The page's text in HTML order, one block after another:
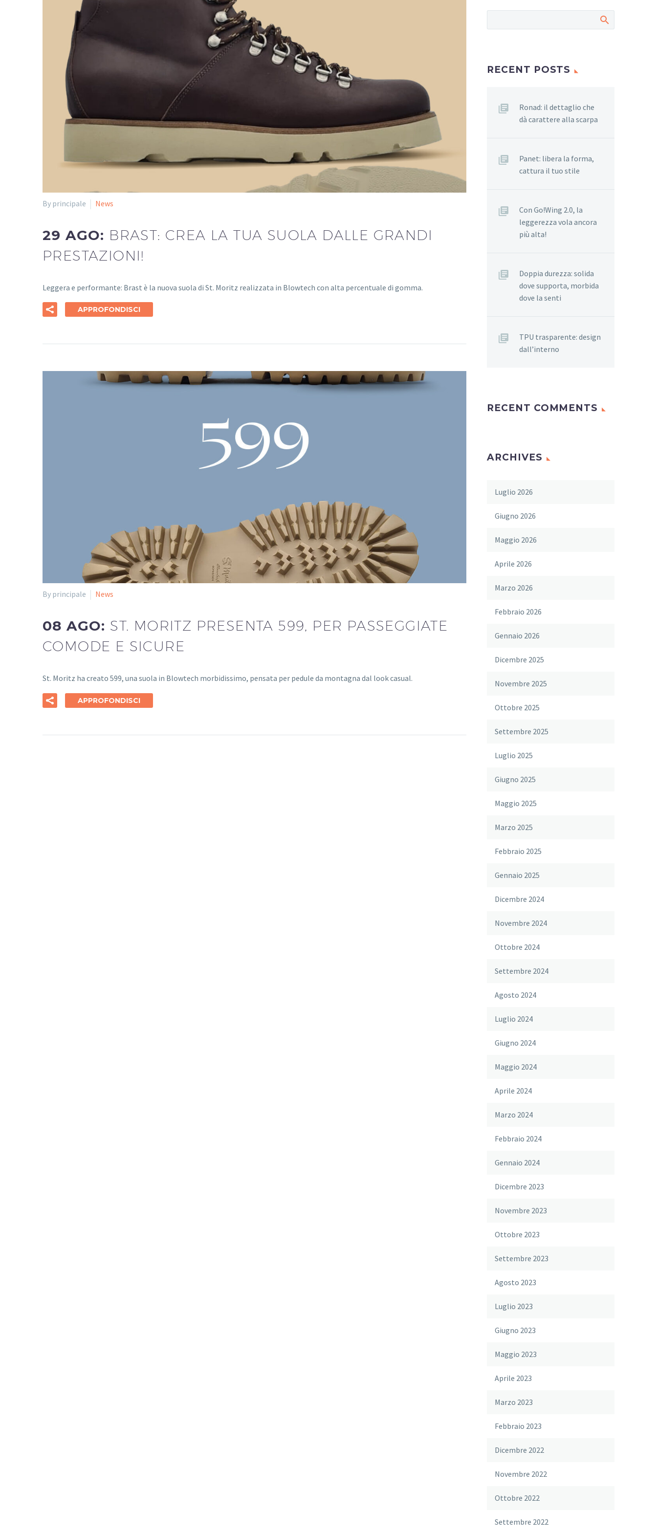
By principale News
29 AGO: BRAST: CREA LA TUA SUOLA DALLE GRANDI
PRESTAZIONI!
Leggera e performante: Brast è la nuova suola di St. Moritz realizzata in Blowtech con alta percentuale di gomma.
APPROFONDISCI
By principale News
08 AGO: ST. MORITZ PRESENTA 599, PER PASSEGGIATE
COMODE E SICURE
St. Moritz ha creato 599, una suola in Blowtech morbidissimo, pensata per pedule da montagna dal look casual.
APPROFONDISCI
RECENT POSTS
Ronad: il dettaglio che
dà carattere alla scarpa
Panet: libera la forma,
cattura il tuo stile
Con Go!Wing 2.0, la
leggerezza vola ancora
più alta!
Doppia durezza: solida
dove supporta, morbida
dove la senti
TPU trasparente: design
dall’interno
RECENT COMMENTS
ARCHIVES
Luglio 2026
Giugno 2026
Maggio 2026
Aprile 2026
Marzo 2026
Febbraio 2026
Gennaio 2026
Dicembre 2025
Novembre 2025
Ottobre 2025
Settembre 2025
Luglio 2025
Giugno 2025
Maggio 2025
Marzo 2025
Febbraio 2025
Gennaio 2025
Dicembre 2024
Novembre 2024
Ottobre 2024
Settembre 2024
Agosto 2024
Luglio 2024
Giugno 2024
Maggio 2024
Aprile 2024
Marzo 2024
Febbraio 2024
Gennaio 2024
Dicembre 2023
Novembre 2023
Ottobre 2023
Settembre 2023
Agosto 2023
Luglio 2023
Giugno 2023
Maggio 2023
Aprile 2023
Marzo 2023
Febbraio 2023
Dicembre 2022
Novembre 2022
Ottobre 2022
Settembre 2022